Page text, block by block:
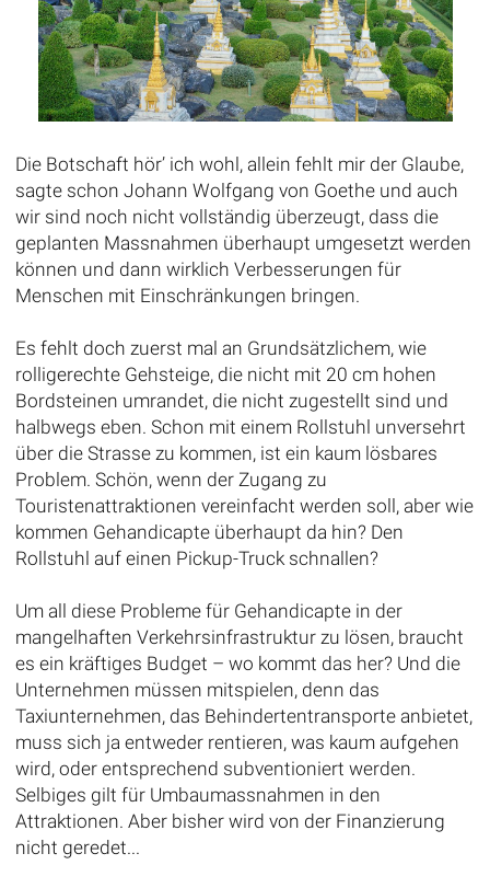
Die Botschaft hör’ ich wohl, allein fehlt mir der Glaube,
sagte schon Johann Wolfgang von Goethe und auch
wir sind noch nicht vollständig überzeugt, dass die
geplanten Massnahmen überhaupt umgesetzt werden
können und dann wirklich Verbesserungen für
Menschen mit Einschränkungen bringen.
Es fehlt doch zuerst mal an Grundsätzlichem, wie
rolligerechte Gehsteige, die nicht mit 20 cm hohen
Bordsteinen umrandet, die nicht zugestellt sind und
halbwegs eben. Schon mit einem Rollstuhl unversehrt
über die Strasse zu kommen, ist ein kaum lösbares
Problem. Schön, wenn der Zugang zu
Touristenattraktionen vereinfacht werden soll, aber wie
kommen Gehandicapte überhaupt da hin? Den
Rollstuhl auf einen Pickup-Truck schnallen?
Um all diese Probleme für Gehandicapte in der
mangelhaften Verkehrsinfrastruktur zu lösen, braucht
es ein kräftiges Budget – wo kommt das her? Und die
Unternehmen müssen mitspielen, denn das
Taxiunternehmen, das Behindertentransporte anbietet,
muss sich ja entweder rentieren, was kaum aufgehen
wird, oder entsprechend subventioniert werden.
Selbiges gilt für Umbaumassnahmen in den
Attraktionen. Aber bisher wird von der Finanzierung
nicht geredet...